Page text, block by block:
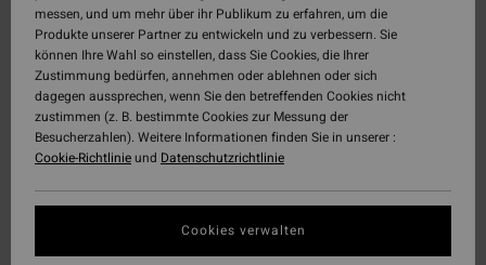
messen, und um mehr über ihr Publikum zu erfahren, um die
Produkte unserer Partner zu entwickeln und zu verbessern. Sie
können Ihre Wahl so einstellen, dass Sie Cookies, die Ihrer
Zustimmung bedürfen, annehmen oder ablehnen oder sich
dagegen aussprechen, wenn Sie den betreffenden Cookies nicht
zustimmen (z. B. bestimmte Cookies zur Messung der
Besucherzahlen). Weitere Informationen finden Sie in unserer :
Cookie-Richtlinieund Datenschutzrichtlinie
Cookies verwalten